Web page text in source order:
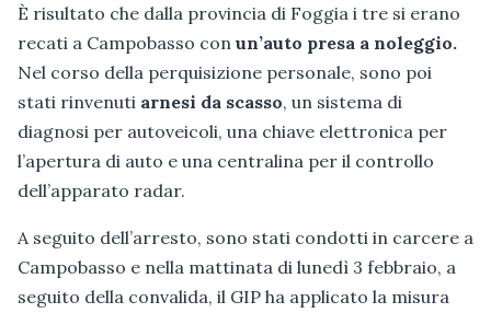
È risultato che dalla provincia di Foggia i tre si erano
recati a Campobasso con un’auto presa a noleggio.
Nel corso della perquisizione personale, sono poi
stati rinvenuti arnesi da scasso, un sistema di
diagnosi per autoveicoli, una chiave elettronica per
l’apertura di auto e una centralina per il controllo
dell’apparato radar.
A seguito dell’arresto, sono stati condotti in carcere a
Campobasso e nella mattinata di lunedì 3 febbraio, a
seguito della convalida, il GIP ha applicato la misura